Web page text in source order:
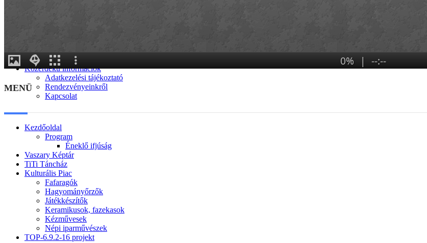
Adatvédelmi tájékoztató
Közérdekű információk
Adatkezelési tájékoztató
Rendezvényeinkről
Kapcsolat
MENÜ
Kezdőoldal
Program
Éneklő ifjúság
Vaszary Képtár
TiTi Táncház
Kulturális Piac
Fafaragók
Hagyományőrzők
Játékkészítők
Keramikusok, fazekasok
Kézművesek
Népi iparművészek
TOP-6.9.2-16 projekt